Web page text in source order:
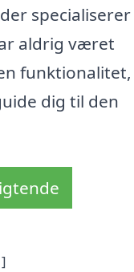
specialiserer
aldrig været
funktionalitet,
dig til den